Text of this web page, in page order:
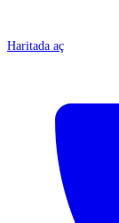
Haritada aç